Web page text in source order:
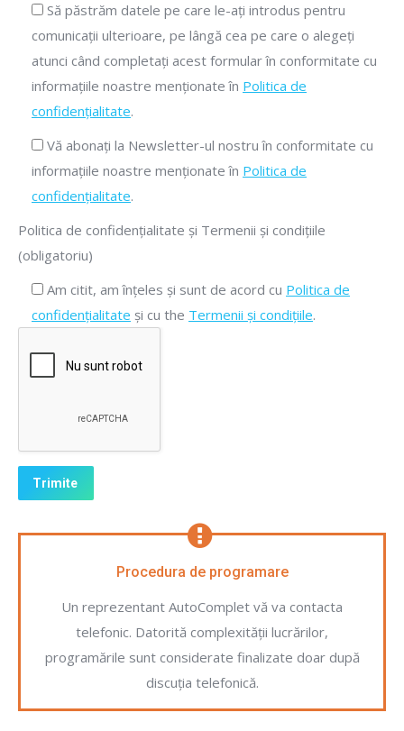
Să păstrăm datele pe care le-ați introdus pentru
comunicații ulterioare, pe lângă cea pe care o alegeți
atunci când completați acest formular în conformitate cu
informațiile noastre menționate în Politica de
confidențialitate.
Vă abonați la Newsletter-ul nostru în conformitate cu
informațiile noastre menționate în Politica de
confidențialitate.
Politica de confidențialitate și Termenii și condițiile
(obligatoriu)
Am citit, am înțeles și sunt de acord cu Politica de
confidențialitate și cu the Termenii și condițiile.
Procedura de programare
Un reprezentant AutoComplet vă va contacta
telefonic. Datorită complexității lucrărilor,
programările sunt considerate finalizate doar după
discuția telefonică.